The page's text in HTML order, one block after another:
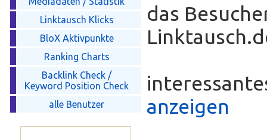
Linktausch Klicks
BloX Aktivpunkte
Ranking Charts
Backlink Check /
Keyword Position Check
alle Benutzer
das
anzeigen